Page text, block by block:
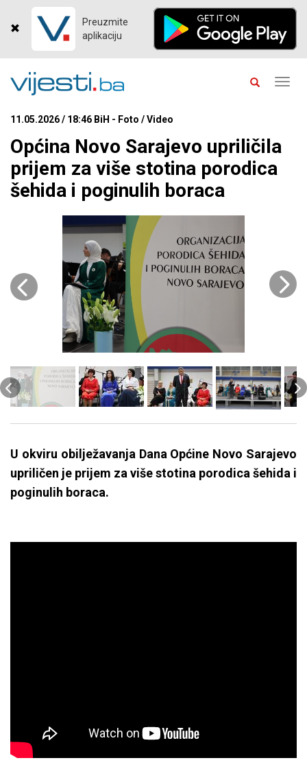
Preuzmite
aplikaciju
11.05.2026 / 18:46 BiH - Foto / Video
Općina Novo Sarajevo upriličila
prijem za više stotina porodica
šehida i poginulih boraca
U okviru obilježavanja Dana Općine Novo Sarajevo
upriličen je prijem za više stotina porodica šehida i
poginulih boraca.